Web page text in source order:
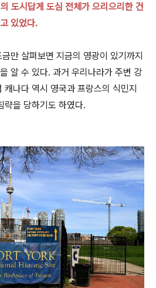
도시답게 도심 전체가 으리으리한 건
있었다.
만 살펴보면 지금의 영광이 있기까지
알 수 있다. 과거 우리나라가 주변 강
나다 역시 영국과 프랑스의 식민지
략을 당하기도 하였다.